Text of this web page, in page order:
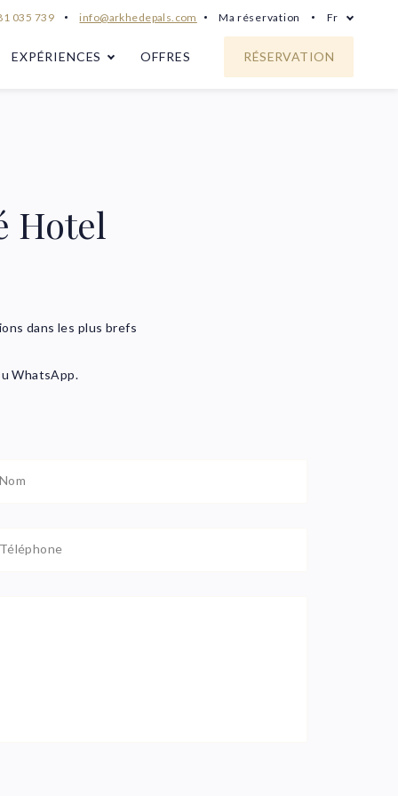
035 739 info@arkhedepals.com Ma réservation Fr
EXPÉRIENCES OFFRES RÉSERVATION
Hotel
dans les plus brefs
WhatsApp.